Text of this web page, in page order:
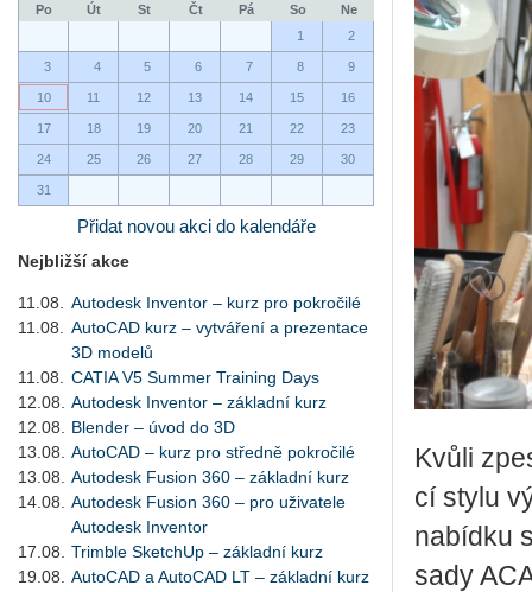
Po Út St Čt Pá So
Ne
1
2
3 4 5 6 7 8 9
10 11 12 13 14 15 16
17 18 19 20 21 22 23
24 25 26 27 28 29 30
31
Přidat novou akci do kalendáře
Nejbližší akce
11.08.
Autodesk Inventor – kurz pro pokročilé
11.08.
AutoCAD kurz – vytváření a prezentace
3D modelů
11.08.
CATIA V5 Summer Training Days
12.08.
Autodesk Inventor – základní kurz
12.08.
Blender – úvod do 3D
13.08.
AutoCAD – kurz pro středně pokročilé
13.08.
Autodesk Fusion 360 – základní kurz
14.08.
Autodesk Fusion 360 – pro uživatele
Autodesk Inventor
17.08.
Trimble SketchUp – základní kurz
19.08.
AutoCAD a AutoCAD LT – základní kurz
Kvůli
cí stylu
na­bíd­ku
sady